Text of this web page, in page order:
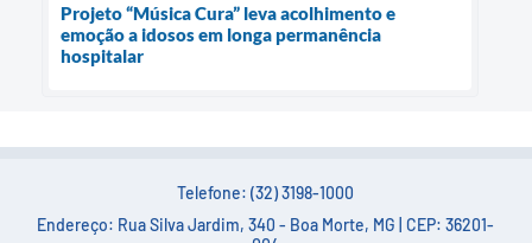
Projeto “Música Cura” leva acolhimento e
emoção a idosos em longa permanência
hospitalar
Telefone: (32) 3198-1000
Endereço: Rua Silva Jardim, 340 - Boa Morte, MG | CEP: 36201-